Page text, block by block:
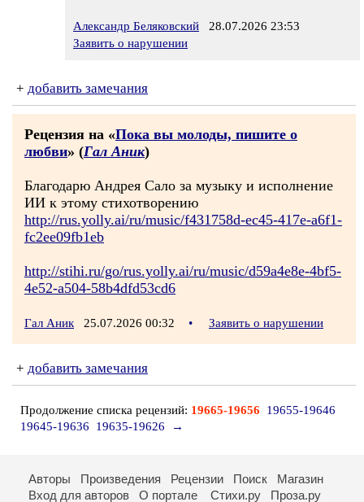
Александр Беляковский 28.07.2026 23:53
Заявить о нарушении
+ добавить замечания
Рецензия на «Пока вы молоды, пишите о
любви» (Гал Аник)
Благодарю Андрея Сало за музыку и исполнение
ИИ к этому стихотворению
http://rus.yolly.ai/ru/music/f431758d-ec45-417e-a6f1-
fc2ee09fb1eb
http://stihi.ru/go/rus.yolly.ai/ru/music/d59a4e8e-4bf5-
4e52-a504-58b4dfd53cd6
Гал Аник 25.07.2026 00:32 • Заявить о нарушении
+ добавить замечания
Продолжение списка рецензий: 19665-19656
19655-19646
19645-19636
19635-19626 →
Авторы Произведения Рецензии Поиск
Магазин
Вход для авторов
О портале Стихи.ру Проза.ру